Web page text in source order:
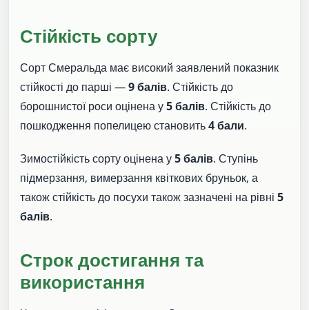
Стійкість сорту
Сорт Смеральда має високий заявлений показник
стійкості до парші —9 балів. Стійкість до
борошнистої роси оцінена у5 балів. Стійкість до
пошкодження попелицею становить4 бали.
Зимостійкість сорту оцінена у5 балів. Ступінь
підмерзання, вимерзання квіткових бруньок, а
також стійкість до посухи також зазначені на рівні 5
балів.
Строк достигання та
використання